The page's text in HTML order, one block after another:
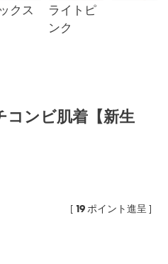
クス
ライトピ
ンク
ンビ肌着【新生
[ 19ポイント進呈 ]